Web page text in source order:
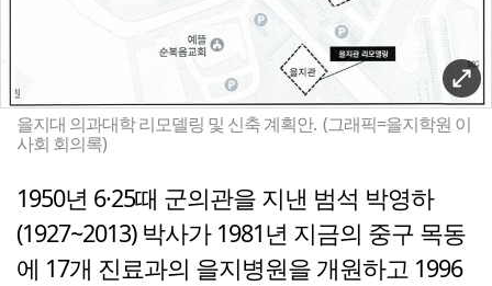
을지대 의과대학 리모델링 및 신축 계획안. (그래픽=을지학원 이
사회 회의록)
1950년 6·25때 군의관을 지낸 범석 박영하
(1927~2013) 박사가 1981년 지금의 중구 목동
에 17개 진료과의 을지병원을 개원하고 1996